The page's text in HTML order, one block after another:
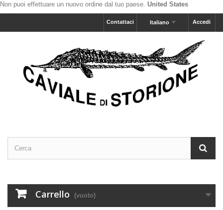
Non puoi effettuare un nuovo ordine dal tuo paese. United States
Accedi
Italiano
Contattaci
Carrello (vuoto)